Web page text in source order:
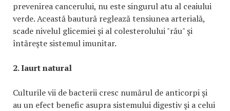
prevenirea cancerului, nu este singurul atu al ceaiului
verde. Această bautură reglează tensiunea arterială,
scade nivelul glicemiei şi al colesterolului "rău" şi
întăreşte sistemul imunitar.
2. Iaurt natural
Culturile vii de bacterii cresc numărul de anticorpi şi
au un efect benefic asupra sistemului digestiv şi a celui